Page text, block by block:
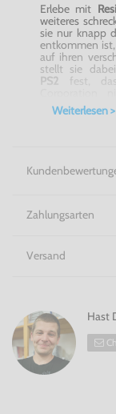
Erlebe mit
weiteres
sie nur knapp
entkommen
auf ihren
stellt sie
PS2 fest,
mittleren
viel weiter,
Der Horror
Weiterlesen >
Zahlungsarten
Versand
Hast